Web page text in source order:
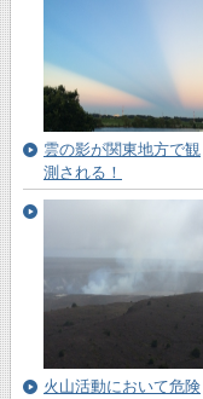
雲の影が関東地方で観
測される！
火山活動において危険
毎日面